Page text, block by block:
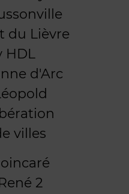
du Lièvre
HDL
d'Arc
villes
2